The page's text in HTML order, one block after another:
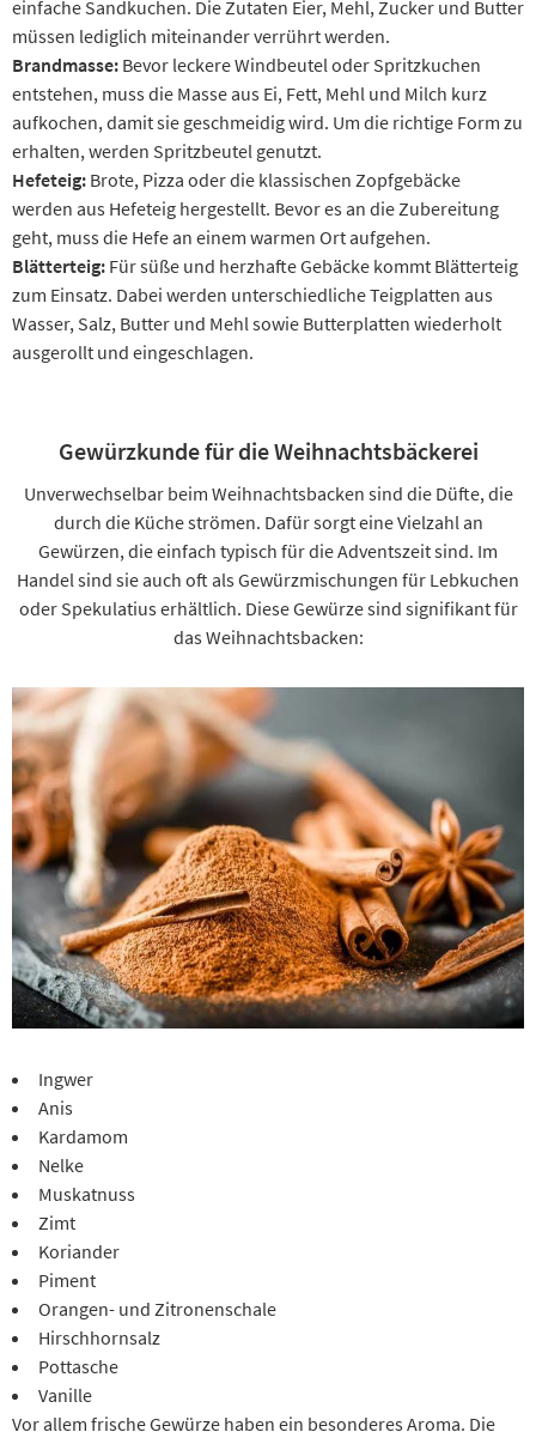
einfache Sandkuchen. Die Zutaten Eier, Mehl, Zucker und Butter
müssen lediglich miteinander verrührt werden.
Brandmasse: Bevor leckere Windbeutel oder Spritzkuchen
entstehen, muss die Masse aus Ei, Fett, Mehl und Milch kurz
aufkochen, damit sie geschmeidig wird. Um die richtige Form zu
erhalten, werden Spritzbeutel genutzt.
Hefeteig: Brote, Pizza oder die klassischen Zopfgebäcke
werden aus Hefeteig hergestellt. Bevor es an die Zubereitung
geht, muss die Hefe an einem warmen Ort aufgehen.
Blätterteig: Für süße und herzhafte Gebäcke kommt Blätterteig
zum Einsatz. Dabei werden unterschiedliche Teigplatten aus
Wasser, Salz, Butter und Mehl sowie Butterplatten wiederholt
ausgerollt und eingeschlagen.
Gewürzkunde für die Weihnachtsbäckerei
Unverwechselbar beim Weihnachtsbacken sind die Düfte, die
durch die Küche strömen. Dafür sorgt eine Vielzahl an
Gewürzen, die einfach typisch für die Adventszeit sind. Im
Handel sind sie auch oft als Gewürzmischungen für Lebkuchen
oder Spekulatius erhältlich. Diese Gewürze sind signifikant für
das Weihnachtsbacken:
Ingwer
Anis
Kardamom
Nelke
Muskatnuss
Zimt
Koriander
Piment
Orangen- und Zitronenschale
Hirschhornsalz
Pottasche
Vanille
Vor allem frische Gewürze haben ein besonderes Aroma. Die